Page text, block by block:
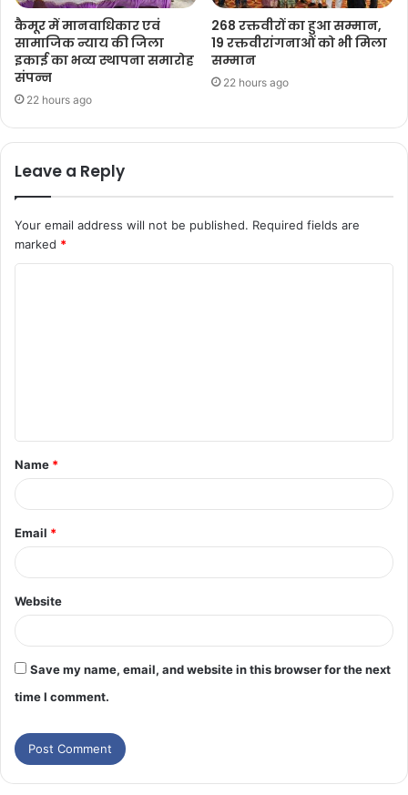
कैमूर में मानवाधिकार एवं
सामाजिक न्याय की जिला
इकाई का भव्य स्थापना समारोह
संपन्न
22 hours ago
268 रक्तवीरों का हुआ सम्मान,
19 रक्तवीरांगनाओं को भी मिला
सम्मान
22 hours ago
Leave a Reply
Your email address will not be published. Required fields are
marked *
Name *
Email *
Website
Save my name, email, and website in this browser for the next
time I comment.